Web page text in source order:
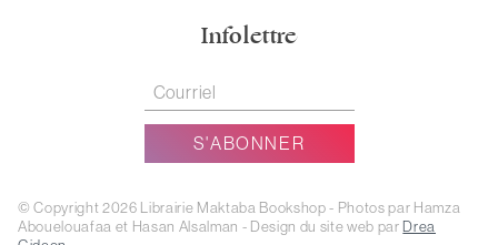
Infolettre
© Copyright 2026 Librairie Maktaba Bookshop - Photos par Hamza
Abouelouafaa et Hasan Alsalman - Design du site web parDrea